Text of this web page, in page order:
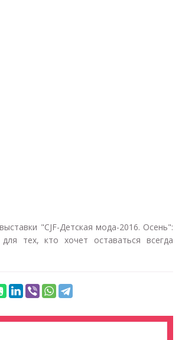
"CJF-Детская мода-2016. Осень":
тех, кто хочет оставаться всегда